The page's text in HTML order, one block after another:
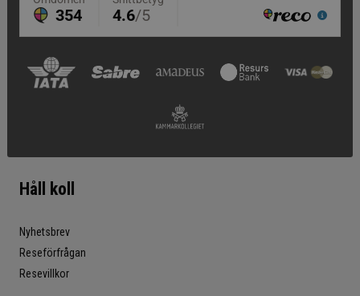
Håll koll
Nyhetsbrev
Reseförfrågan
Resevillkor